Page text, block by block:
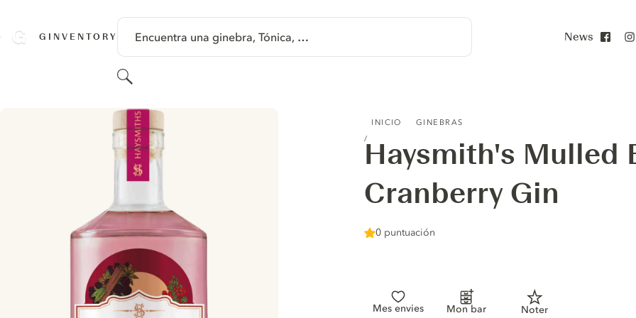
GINVENTORY Encuentra una ginebra, Tónica, …
Buscar
News
INICIO GINEBRAS
Haysmith's Mulled
Cranberry Gin
0 puntuación
Mes envies Mon bar Noter